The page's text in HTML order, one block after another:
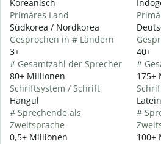
Koreanisch
Primäres Land
Südkorea / Nordkorea
Gesprochen in # Ländern
3+
# Gesamtzahl der Sprecher
80+ Millionen
Schriftsystem / Schrift
Hangul
# Sprechende als
Zweitsprache
0,5+ Millionen
40+
#
175+
#
100+